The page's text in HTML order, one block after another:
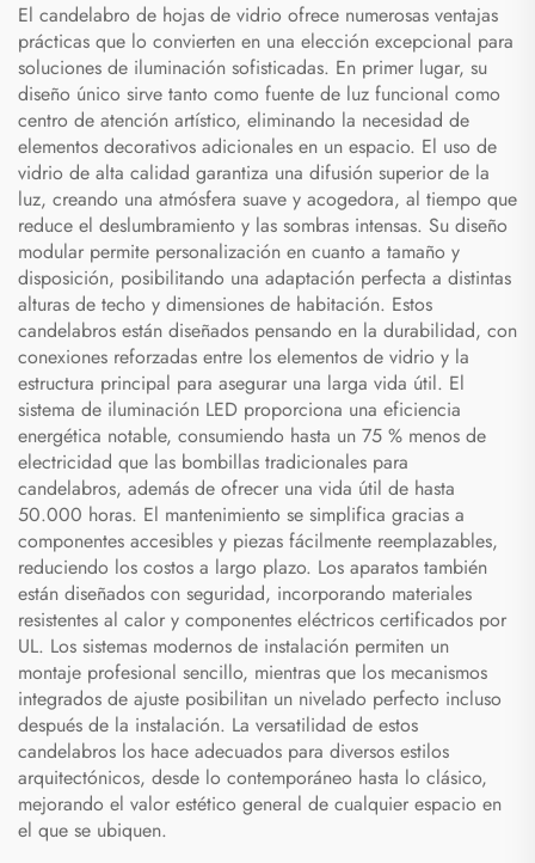
El candelabro de hojas de vidrio ofrece numerosas ventajas
prácticas que lo convierten en una elección excepcional para
soluciones de iluminación sofisticadas. En primer lugar, su
diseño único sirve tanto como fuente de luz funcional como
centro de atención artístico, eliminando la necesidad de
elementos decorativos adicionales en un espacio. El uso de
vidrio de alta calidad garantiza una difusión superior de la
luz, creando una atmósfera suave y acogedora, al tiempo que
reduce el deslumbramiento y las sombras intensas. Su diseño
modular permite personalización en cuanto a tamaño y
disposición, posibilitando una adaptación perfecta a distintas
alturas de techo y dimensiones de habitación. Estos
candelabros están diseñados pensando en la durabilidad, con
conexiones reforzadas entre los elementos de vidrio y la
estructura principal para asegurar una larga vida útil. El
sistema de iluminación LED proporciona una eficiencia
energética notable, consumiendo hasta un 75 % menos de
electricidad que las bombillas tradicionales para
candelabros, además de ofrecer una vida útil de hasta
50.000 horas. El mantenimiento se simplifica gracias a
componentes accesibles y piezas fácilmente reemplazables,
reduciendo los costos a largo plazo. Los aparatos también
están diseñados con seguridad, incorporando materiales
resistentes al calor y componentes eléctricos certificados por
UL. Los sistemas modernos de instalación permiten un
montaje profesional sencillo, mientras que los mecanismos
integrados de ajuste posibilitan un nivelado perfecto incluso
después de la instalación. La versatilidad de estos
candelabros los hace adecuados para diversos estilos
arquitectónicos, desde lo contemporáneo hasta lo clásico,
mejorando el valor estético general de cualquier espacio en
el que se ubiquen.